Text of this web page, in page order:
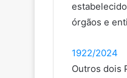
órgãos e
1922/2024
Outros dois